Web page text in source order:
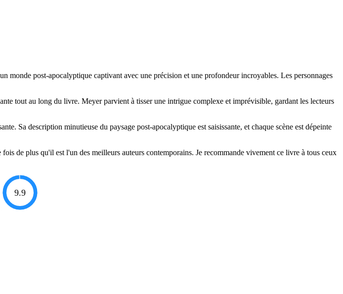
post-apocalyptique captivant avec une précision et une profondeur incroyables. Les personnages
tout au long du livre. Meyer parvient à tisser une intrigue complexe et imprévisible, gardant les lecteurs
Sa description minutieuse du paysage post-apocalyptique est saisissante, et chaque scène est dépeinte
de plus qu'il est l'un des meilleurs auteurs contemporains. Je recommande vivement ce livre à tous ceux
9.9